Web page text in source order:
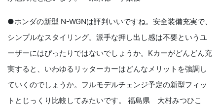
●ホンダの新型 N-WGNは評判いいですね。安全装備充実で、
シンプルなスタイリング。派手な押し出し感は不要というユ
ーザーにはぴったりではないでしょうか。Kカーがどんどん充
実すると、いわゆるリッターカーはどんなメリットを強調し
ていくのでしょうか。フルモデルチェンジ予定の新型フィッ
トとじっくり比較してみたいです。 福島県 大村みつひこ